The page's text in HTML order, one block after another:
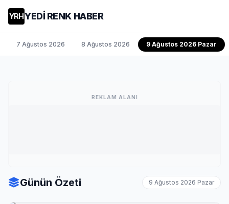
YRHYEDİ RENK HABER
7 Ağustos 2026 8 Ağustos 2026 9 Ağustos 2026 Pazar
REKLAM ALANI
Günün Özeti 9 Ağustos 2026 Pazar